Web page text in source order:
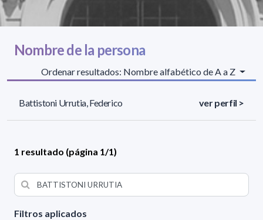
Filtros aplicados
Nombre de la persona
Ordenar resultados: Nombre alfabético de A a Z
Battistoni Urrutia, Federico ver perfil >
1 resultado (página 1/1)